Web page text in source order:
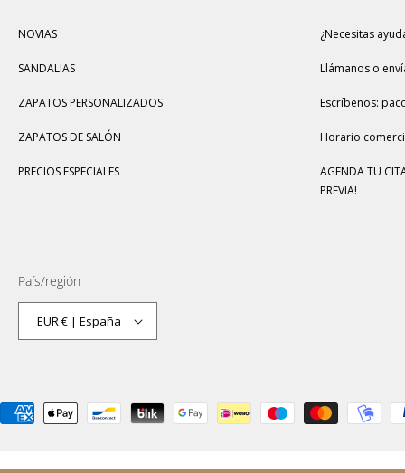
NOVIAS
SANDALIAS
ZAPATOS PERSONALIZADOS
ZAPATOS DE SALÓN
PRECIOS ESPECIALES
¿Necesitas
Llámanos o
Escríbenos:
Horario
AGENDA TU
PREVIA!
País/región
EUR € | España
Formas